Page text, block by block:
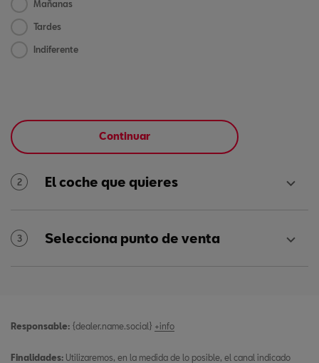
Mañanas
Tardes
Indiferente
Continuar
2 El coche que quieres
3 Selecciona punto de venta
Responsable: {dealer.name.social} +info
Finalidades: Utilizaremos, en la medida de lo posible, el canal indicado